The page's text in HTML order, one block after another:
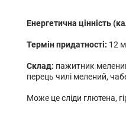
Енергетична цінність
Термін придатності: 12
Склад: пажитник
перець чилі мелений,
Може це сліди глютена,